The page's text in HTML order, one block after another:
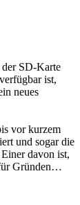
der SD-Karte
ist,
neues
vor kurzem
und sogar die
davon ist,
für Gründen…